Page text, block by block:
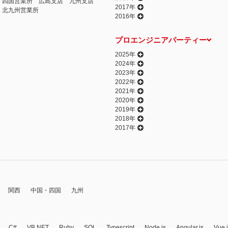
北九州営業所
2017年
2016年
プロエンジニアパーティー
2025年
2024年
2023年
2022年
2021年
2020年
2019年
2018年
2017年
関西 中国・四国 九州